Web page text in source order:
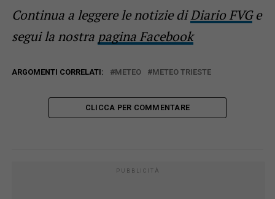
Continua a leggere le notizie diDiario FVGe
segui la nostra pagina Facebook
ARGOMENTI CORRELATI: METEO METEO TRIESTE
CLICCA PER COMMENTARE
PUBBLICITÀ